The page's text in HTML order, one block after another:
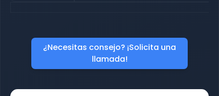
¿Necesitas consejo? ¡Solicita una
llamada!